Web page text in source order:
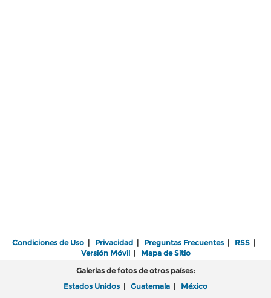
Condiciones de Uso | Privacidad | Preguntas Frecuentes | RSS |
Versión Móvil| Mapa de Sitio
Galerías de fotos de otros países:
Estados Unidos | Guatemala | México